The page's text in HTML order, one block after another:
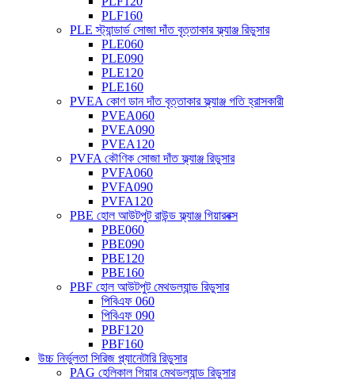
PLF160
PLE স্ট্যান্ডার্ড সোজা দাঁত বৃত্তাকার ফ্ল্যাঞ্জ রিডুসার
PLE060
PLE090
PLE120
PLE160
PVEA কোণ ডান দাঁত বৃত্তাকার ফ্ল্যাঞ্জ গতি হ্রাসকারী
PVEA060
PVEA090
PVEA120
PVFA কৌণিক সোজা দাঁত ফ্ল্যাঞ্জ রিডুসার
PVFA060
PVFA090
PVFA120
PBE হোল আউটপুট রাউন্ড ফ্ল্যাঞ্জ গিয়ারবক্স
PBE060
PBE090
PBE120
PBE160
PBF হোল আউটপুট মেথডল্যান্ড রিডুসার
পিবিএফ 060
পিবিএফ 090
PBF120
PBF160
উচ্চ নির্ভুলতা সিরিজ প্ল্যানেটারি রিডুসার
PAG হেলিকাল গিয়ার মেথডল্যান্ড রিডুসার